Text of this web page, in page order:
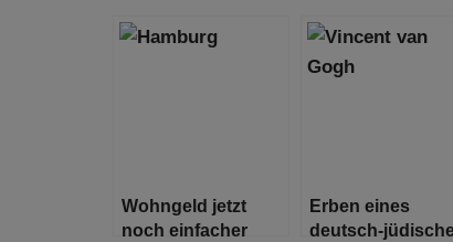
Wohngeld jetzt
noch einfacher
Erben eines
deutsch-